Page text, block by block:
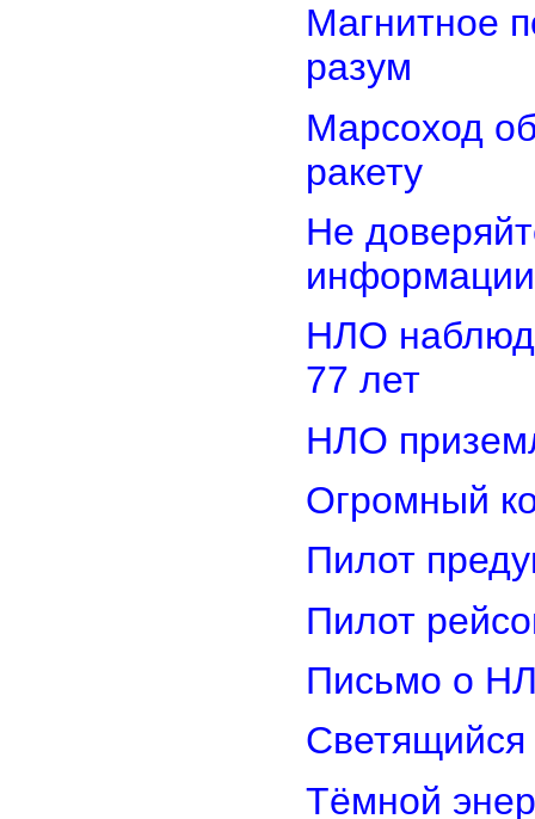
Магнитное
разум
Марсоход
ракету
Не
информации
НЛО
77 лет
НЛО
Огромный
Пилот
Пилот
Письмо о
Светящийся
Тёмной